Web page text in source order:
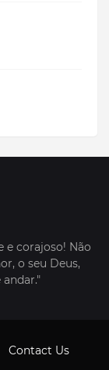
e corajoso! Não
o seu Deus,
Contact Us